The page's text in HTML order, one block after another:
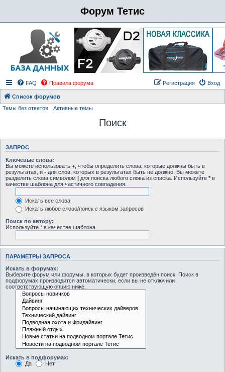
Форум Тетис
FAQ Правила форума Вход
Регистрация
Список форумов
Темы без ответов
Активные темы
Поиск
ЗАПРОС
Ключевые слова:
Вы можете использовать + , чтобы определить слова, которые должны быть в
результатах, и - для слов, которых в результатах быть не должно. Вы можете
разделить слова символом | для поиска любого слова из списка. Используйте * в
качестве шаблона для частичного совпадения.
Искать все слова
Искать любое слово/поиск с языком запросов
Поиск по автору:
Используйте * в качестве шаблона.
ПАРАМЕТРЫ ЗАПРОСА
Искать в форумах:
Выберите форум или форумы, в которых будет произведён поиск. Поиск в
подфорумах производится автоматически, если вы не отключили
соответствующую опцию ниже.
Искать в подфорумах:
Да
Нет